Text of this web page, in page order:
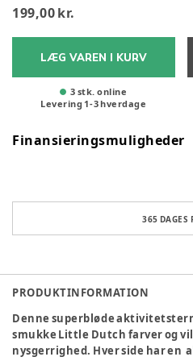
199,00 kr.
LÆG VAREN I KURV
3 stk. online
Levering 1-3hverdage
Finansieringsmuligheder
365 DAGES
PRODUKTINFORMATION
Denne superbløde
smukke Little Dutch farver og
nysgerrighed. Hver side har en